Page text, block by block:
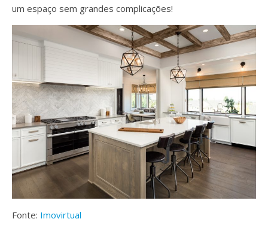
um espaço sem grandes complicações!
Fonte: Imovirtual